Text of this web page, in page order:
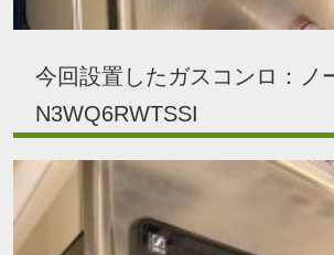
今回設置したガスコンロ：ノ
N3WQ6RWTSSI